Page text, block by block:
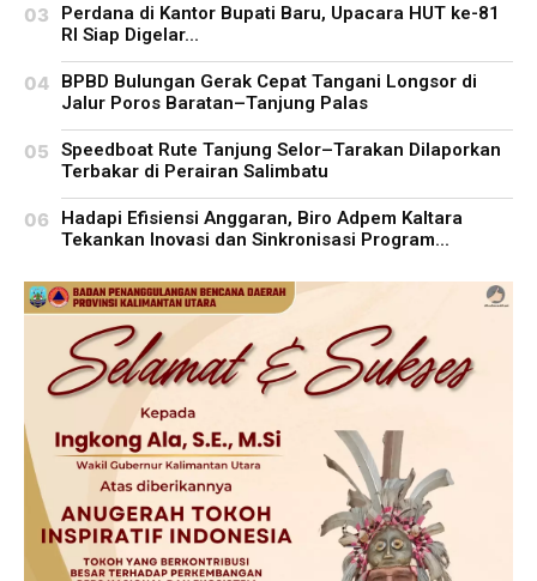
Perdana di Kantor Bupati Baru, Upacara HUT ke-81
RI Siap Digelar...
BPBD Bulungan Gerak Cepat Tangani Longsor di
Jalur Poros Baratan–Tanjung Palas
Speedboat Rute Tanjung Selor–Tarakan Dilaporkan
Terbakar di Perairan Salimbatu
Hadapi Efisiensi Anggaran, Biro Adpem Kaltara
Tekankan Inovasi dan Sinkronisasi Program...